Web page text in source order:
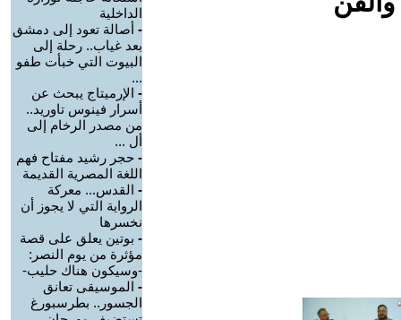
الداخلية
- أصالة تعود إلى دمشق
بعد غياب.. رحلة إلى
البيوت التي خبأت طفو
...
- الإرميتاج يبحث عن
أسرار فينوس تاوريد..
من مصدر الرخام إلى
أل ...
- حجر رشيد مفتاح فهم
اللغة المصرية القديمة
- القدس... معركة
الرواية التي لا يجوز أن
نخسرها
- بوتين يعلق على قصة
مؤثرة من يوم النصر:
-وسيكون هناك حليب-
- الموسيقى تعانق
الجسور.. بطرسبورغ